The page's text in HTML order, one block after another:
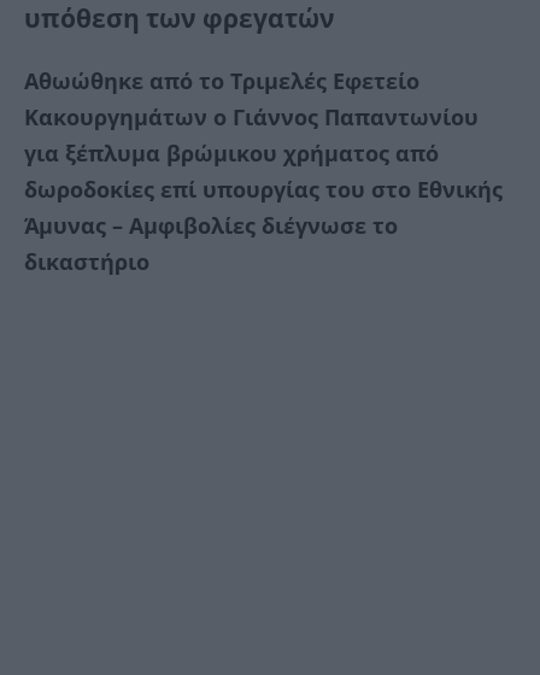
υπόθεση των φρεγατών
Αθωώθηκε από το Τριμελές Εφετείο
Κακουργημάτων ο Γιάννος Παπαντωνίου
για ξέπλυμα βρώμικου χρήματος από
δωροδοκίες επί υπουργίας του στο Εθνικής
Άμυνας – Αμφιβολίες διέγνωσε το
δικαστήριο